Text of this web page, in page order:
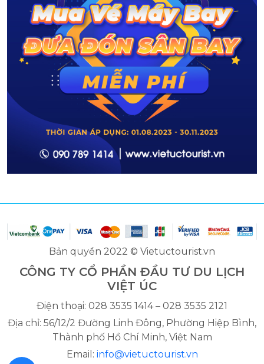
Bản quyền 2022 © Vietuctourist.vn
CÔNG TY CỔ PHẦN ĐẦU TƯ DU LỊCH
VIỆT ÚC
Điện thoại: 028 3535 1414 – 028 3535 2121
Địa chỉ: 56/12/2 Đường Linh Đông, Phường Hiệp Bình,
Thành phố Hồ Chí Minh, Việt Nam
Email: info@vietuctourist.vn